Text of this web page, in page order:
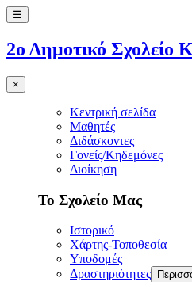
☰
2ο Δημοτικό Σχολείο
×
Κεντρική σελίδα
Μαθητές
Διδάσκοντες
Γονείς/Κηδεμόνες
Διοίκηση
Το Σχολείο Μας
Ιστορικό
Χάρτης-Τοποθεσία
Υποδομές
Δραστηριότητες